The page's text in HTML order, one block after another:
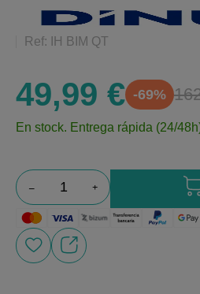
Ref: IH BIM QT
49,99 € -69%
En stock. Entrega rápida (24/